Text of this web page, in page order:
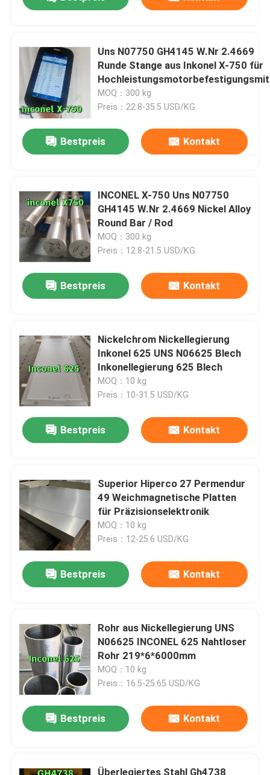
Uns N07750 GH4145 W.Nr 2.4669
Runde Stange aus Inkonel X-750 für
MOQ：300 kg
Preis：22.8-35.5 USD/KG
Bestpreis Kontakt
INCONEL X-750 Uns N07750
GH4145 W.Nr 2.4669 Nickel Alloy
Round Bar / Rod
MOQ：300 kg
Preis：12.8-21.5 USD/KG
Bestpreis Kontakt
Nickelchrom Nickellegierung
Inkonel 625 UNS N06625 Blech
Inkonellegierung 625 Blech
MOQ：10 kg
Preis：10-31.5 USD/KG
Bestpreis Kontakt
Superior Hiperco 27 Permendur
49 Weichmagnetische Platten
für Präzisionselektronik
MOQ：10 kg
Preis：12-25.6 USD/KG
Bestpreis Kontakt
Rohr aus Nickellegierung UNS
N06625 INCONEL 625 Nahtloser
Rohr 219*6*6000mm
MOQ：10 kg
Preis：16.5-25.65 USD/KG
Bestpreis Kontakt
Überlegiertes Stahl Gh4738